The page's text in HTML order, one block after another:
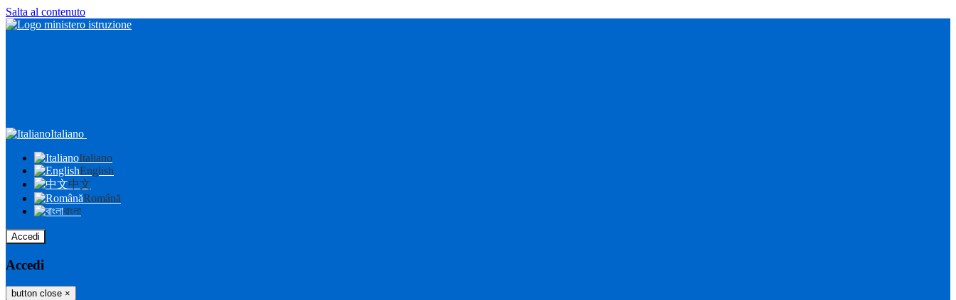
Salta al contenuto
Italiano
Italiano
English
中文
Română
বাংলা
Accedi
Accedi
button close ×